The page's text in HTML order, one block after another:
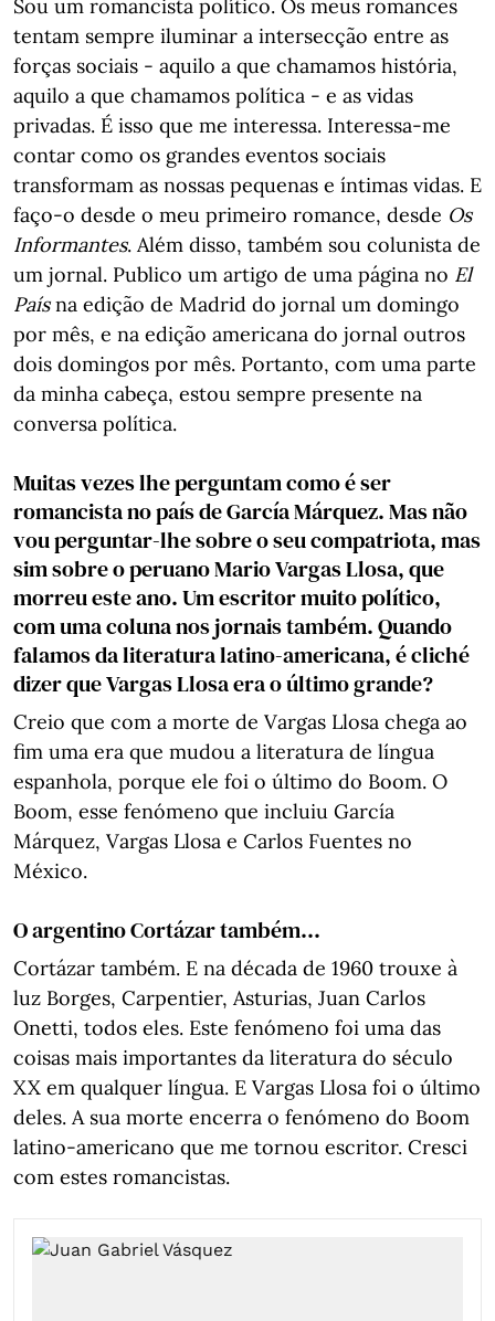
Sou um romancista político. Os meus romances
tentam sempre iluminar a intersecção entre as
forças sociais - aquilo a que chamamos história,
aquilo a que chamamos política - e as vidas
privadas. É isso que me interessa. Interessa-me
contar como os grandes eventos sociais
transformam as nossas pequenas e íntimas vidas. E
faço-o desde o meu primeiro romance, desde Os
Informantes. Além disso, também sou colunista de
um jornal. Publico um artigo de uma página no El
Paísna edição de Madrid do jornal um domingo
por mês, e na edição americana do jornal outros
dois domingos por mês. Portanto, com uma parte
da minha cabeça, estou sempre presente na
conversa política.
Muitas vezes lhe perguntam como é ser
romancista no país de García Márquez. Mas não
vou perguntar-lhe sobre o seu compatriota, mas
sim sobre o peruano Mario Vargas Llosa, que
morreu este ano. Um escritor muito político,
com uma coluna nos jornais também. Quando
falamos da literatura latino-americana, é cliché
dizer que Vargas Llosa era o último grande?
Creio que com a morte de Vargas Llosa chega ao
fim uma era que mudou a literatura de língua
espanhola, porque ele foi o último do Boom. O
Boom, esse fenómeno que incluiu García
Márquez, Vargas Llosa e Carlos Fuentes no
México.
O argentino Cortázar também...
Cortázar também. E na década de 1960 trouxe à
luz Borges, Carpentier, Asturias, Juan Carlos
Onetti, todos eles. Este fenómeno foi uma das
coisas mais importantes da literatura do século
XX em qualquer língua. E Vargas Llosa foi o último
deles. A sua morte encerra o fenómeno do Boom
latino-americano que me tornou escritor. Cresci
com estes romancistas.